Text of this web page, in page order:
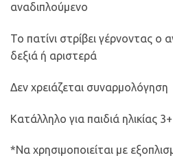
αναδιπλούμενο
Το πατίνι στρίβει γέρνοντας
δεξιά ή αριστερά
Δεν χρειάζεται συναρμολόγηση
Κατάλληλο για παιδιά ηλικίας 3+ .
*Να χρησιμοποιείται με